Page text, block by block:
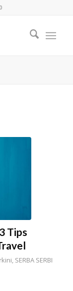
Tips
, SERBA SERBI